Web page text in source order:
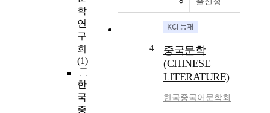
학
연
구
회
(1)
한
국
중
4
중국문학
(CHINESE
LITERATURE)
한국중국어문학회